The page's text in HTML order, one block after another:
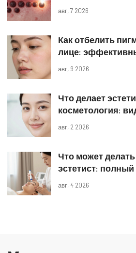
и IPL
авг, 7 2026
Как отбелить
лице:
защита
авг, 9 2026
Что делает
косметология:
реальные
авг, 2 2026
Что может
эстетист: полный
и границы
авг, 4 2026